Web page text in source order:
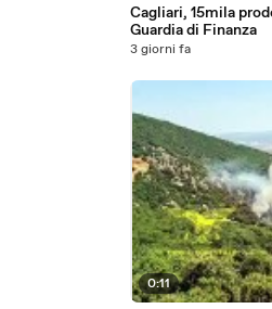
Cagliari, 15mila
Guardia di Finanza
3 giorni fa
0:11